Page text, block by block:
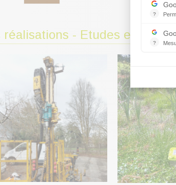
réalisations - Etudes
?
?